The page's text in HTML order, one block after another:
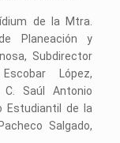
de la Mtra.
Planeación y
Subdirector
López,
C. Saúl Antonio
Estudiantil de la
Salgado,